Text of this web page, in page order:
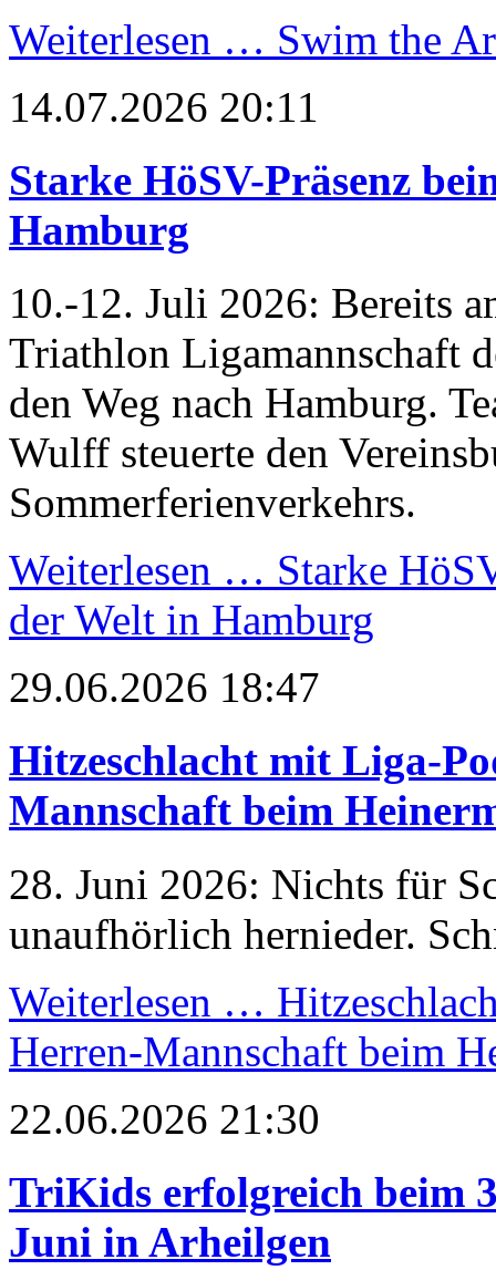
Weiterlesen … Swim the
14.07.2026 20:11
Starke HöSV-Präsenz
Hamburg
10.-12. Juli 2026: Bereits
Triathlon Ligamannschaft
den Weg nach Hamburg.
Wulff steuerte den
Sommerferienverkehrs.
Weiterlesen … Starke
der Welt in Hamburg
29.06.2026 18:47
Hitzeschlacht mit Liga-
Mannschaft beim
28. Juni 2026: Nichts für
unaufhörlich hernieder.
Weiterlesen …
Herren-Mannschaft beim
22.06.2026 21:30
TriKids erfolgreich beim
Juni in Arheilgen